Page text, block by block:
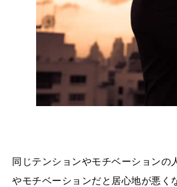
同じテンションやモチベーション
やモチベーションだと居心地が悪く